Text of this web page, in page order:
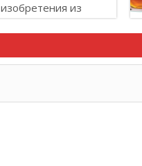
изобретения из